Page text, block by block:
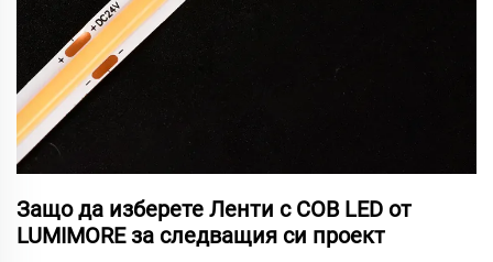
Защо да изберете Ленти с COB LED от
LUMIMORE за следващия си проект